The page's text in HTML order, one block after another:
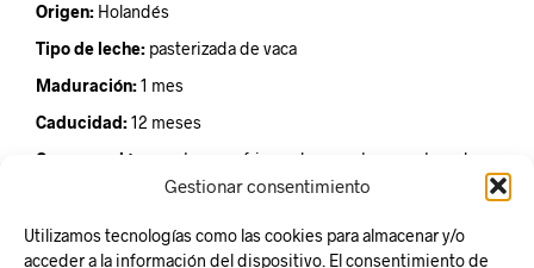
Gestionar consentimiento
Utilizamos tecnologías como las cookies para almacenar y/o
acceder a la información del dispositivo. El consentimiento de
Origen: Holandés
Tipo de leche: pasterizada de vaca
Maduración:1 mes
Caducidad:12 meses
Conservación:
mantener refrigerado a una temperatura de
6ºC aproximadamente